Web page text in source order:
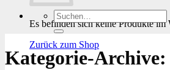
Es befinden sich keine Produkte im
Zurück zum Shop
Suchen
nach:
Kategorie-Archive: